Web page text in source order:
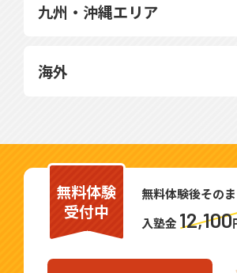
九州・沖縄エリア
海外
無料体験
受付中
無料体験後その
入塾金 12,100